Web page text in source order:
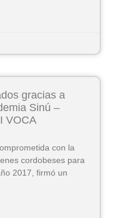
gracias a
Sinú –
VOCA
con la
cordobeses para
2017, firmó un